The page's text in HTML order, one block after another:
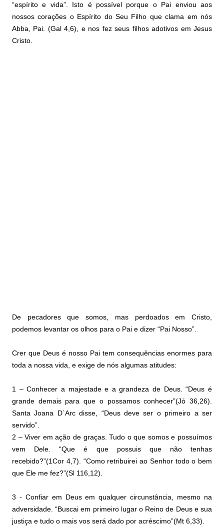
“espírito e vida”. Isto é possível porque o Pai enviou aos
nossos corações o Espírito do Seu Filho que clama em nós
Abba, Pai. (Gal 4,6), e nos fez seus filhos adotivos em Jesus
Cristo.
De pecadores que somos, mas perdoados em Cristo,
podemos levantar os olhos para o Pai e dizer “Pai Nosso”.
Crer que Deus é nosso Pai tem consequências enormes para
toda a nossa vida, e exige de nós algumas atitudes:
1 – Conhecer a majestade e a grandeza de Deus. “Deus é
grande demais para que o possamos conhecer”(Jó 36,26).
Santa Joana D`Arc disse, “Deus deve ser o primeiro a ser
servido”.
2 – Viver em ação de graças. Tudo o que somos e possuímos
vem Dele. “Que é que possuis que não tenhas
recebido?”(1Cor 4,7). “Como retribuirei ao Senhor todo o bem
que Ele me fez?”(Sl 116,12).
3 - Confiar em Deus em qualquer circunstância, mesmo na
adversidade. “Buscai em primeiro lugar o Reino de Deus e sua
justiça e tudo o mais vos será dado por acréscimo”(Mt 6,33).